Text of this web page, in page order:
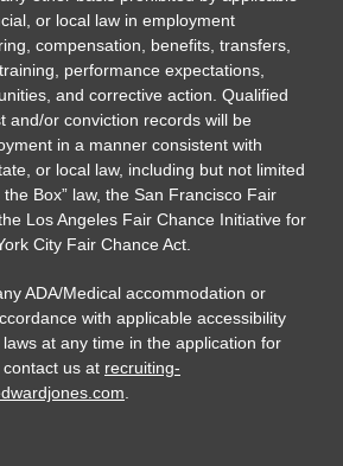
or local law in employment
compensation, benefits, transfers,
performance expectations,
and corrective action. Qualified
and/or conviction records will be
in a manner consistent with
or local law, including but not limited
Box” law, the San Francisco Fair
Los Angeles Fair Chance Initiative for
City Fair Chance Act.
ADA/Medical accommodation or
with applicable accessibility
at any time in the application for
us at recruiting-